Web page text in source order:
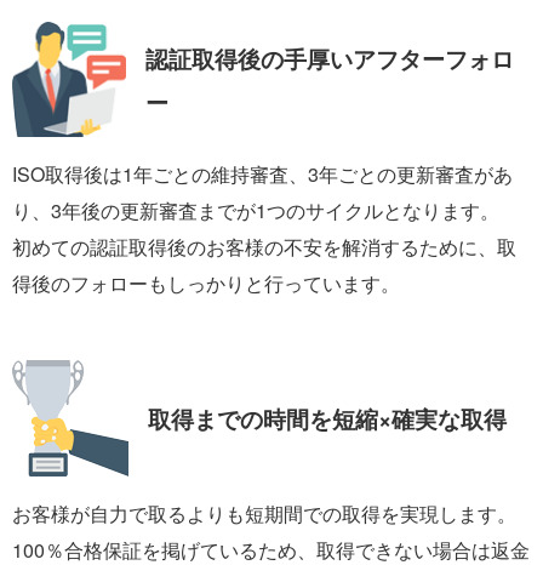
認証取得後の手厚いアフターフォロ
ー
ISO取得後は1年ごとの維持審査、3年ごとの更新審査があ
り、3年後の更新審査までが1つのサイクルとなります。
初めての認証取得後のお客様の不安を解消するために、取
得後のフォローもしっかりと行っています。
取得までの時間を短縮×確実な取得
お客様が自力で取るよりも短期間での取得を実現します。
100％合格保証を掲げているため、取得できない場合は返金